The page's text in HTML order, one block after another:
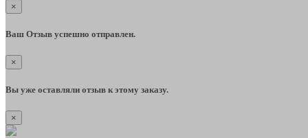
×
Ваш Отзыв успешно отправлен.
×
Вы уже оставляли отзыв к этому заказу.
×